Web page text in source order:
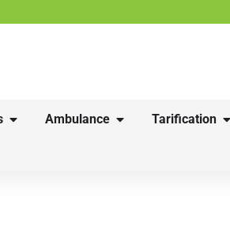
Ambulance Tarification